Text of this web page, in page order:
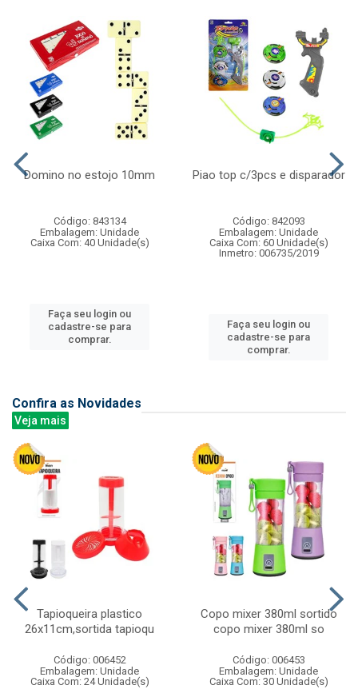
Domino no estojo 10mm
Código: 843134
Embalagem: Unidade
Caixa Com: 40 Unidade(s)
Faça seu login ou
cadastre-se para
comprar.
Piao top c/3pcs e disparador
Código: 842093
Embalagem: Unidade
Caixa Com: 60 Unidade(s)
Inmetro: 006735/2019
Faça seu login ou
cadastre-se para
comprar.
Confira as Novidades
Veja mais
Tapioqueira plastico
26x11cm,sortida tapioqu
Código: 006452
Embalagem: Unidade
Caixa Com: 24 Unidade(s)
Copo mixer 380ml sortido
copo mixer 380ml so
Código: 006453
Embalagem: Unidade
Caixa Com: 30 Unidade(s)